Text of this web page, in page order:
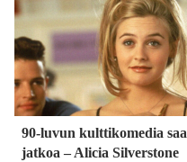
90-luvun kulttikomedia saa
jatkoa – Alicia Silverstone